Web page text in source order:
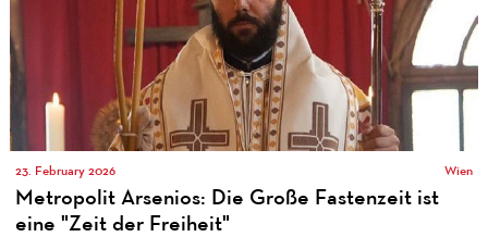
23. February 2026 Wien
Metropolit Arsenios: Die Große Fastenzeit ist
eine "Zeit der Freiheit"